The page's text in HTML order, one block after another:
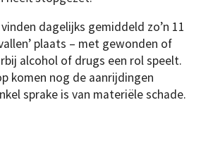
dagelijks gemiddeld zo’n 11
plaats – met gewonden of
alcohol of drugs een rol speelt.
komen nog de aanrijdingen
sprake is van materiële schade.